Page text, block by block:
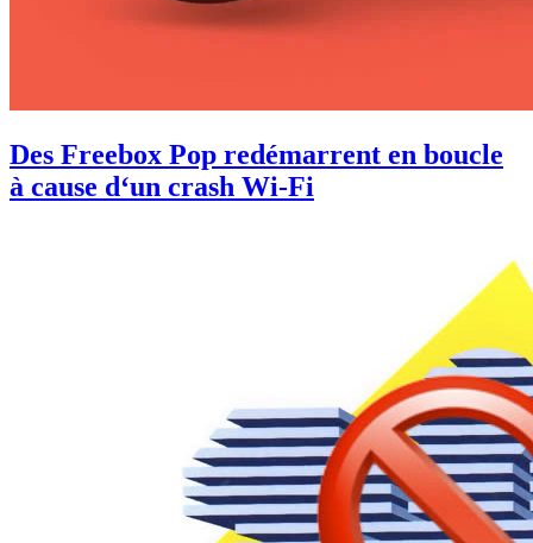
Des Freebox Pop redémarrent en boucle
à cause d‘un crash Wi-Fi